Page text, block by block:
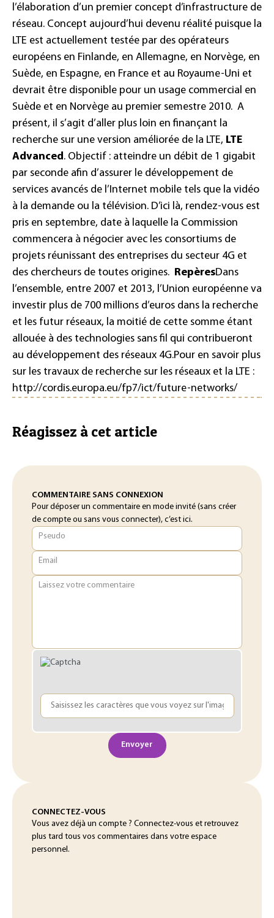
l’élaboration d’un premier concept d’infrastructure de
réseau. Concept aujourd’hui devenu réalité puisque la
LTE est actuellement testée par des opérateurs
européens en Finlande, en Allemagne, en Norvège, en
Suède, en Espagne, en France et au Royaume-Uni et
devrait être disponible pour un usage commercial en
Suède et en Norvège au premier semestre 2010. A
présent, il s’agit d’aller plus loin en finançant la
recherche sur une version améliorée de la LTE, LTE
Advanced. Objectif : atteindre un débit de 1 gigabit
par seconde afin d’assurer le développement de
services avancés de l’Internet mobile tels que la vidéo
à la demande ou la télévision. D’ici là, rendez-vous est
pris en septembre, date à laquelle la Commission
commencera à négocier avec les consortiums de
projets réunissant des entreprises du secteur 4G et
des chercheurs de toutes origines. RepèresDans
l’ensemble, entre 2007 et 2013, l’Union européenne va
investir plus de 700 millions d’euros dans la recherche
et les futur réseaux, la moitié de cette somme étant
allouée à des technologies sans fil qui contribueront
au développement des réseaux 4G.Pour en savoir plus
sur les travaux de recherche sur les réseaux et la LTE :
http://cordis.europa.eu/fp7/ict/future-networks/
Réagissez à cet article
COMMENTAIRE SANS CONNEXION
Pour déposer un commentaire en mode invité (sans créer
de compte ou sans vous connecter), c’est ici.
Pseudo
Email
Laissez votre commentaire
Envoyer
CONNECTEZ-VOUS
Vous avez déjà un compte ? Connectez-vous et retrouvez
plus tard tous vos commentaires dans votre espace
personnel.